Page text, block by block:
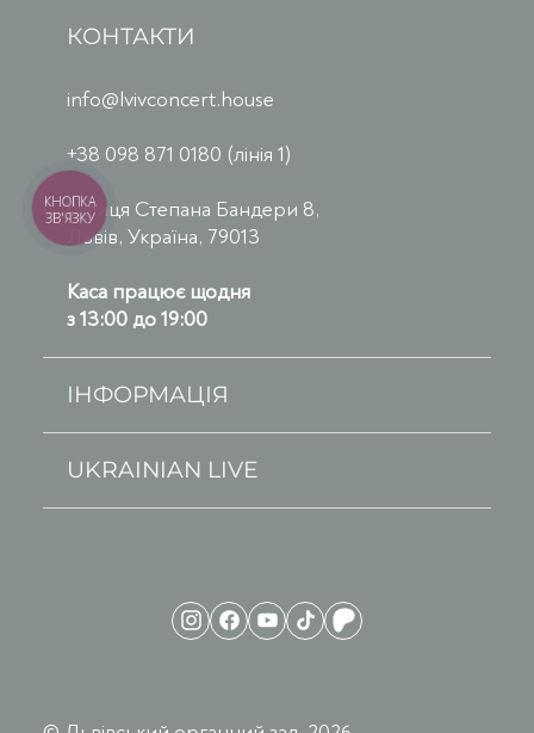
КОНТАКТИ
info@lvivconcert.house
+38 098 871 0180 (лінія 1)
вулиця Степана Бандери 8,
Львів, Україна, 79013
Каса працює щодня
з 13:00 до 19:00
ІНФОРМАЦІЯ
UKRAINIAN LIVE
КНОПКА
ЗВ'ЯЗКУ